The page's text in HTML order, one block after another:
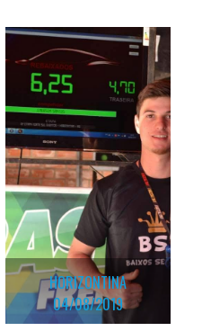
HORIZONTINA
04/08/2019